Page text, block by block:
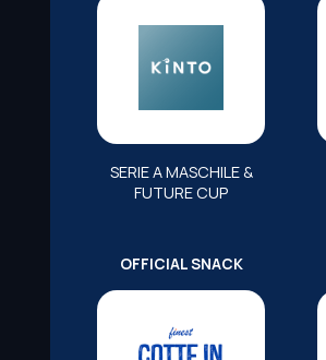
SERIE A MASCHILE &
FUTURE CUP
OFFICIAL SNACK